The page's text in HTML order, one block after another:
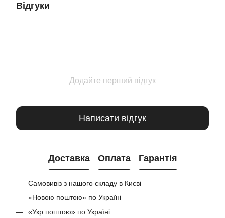
Відгуки
Додайте перший відгук
Написати відгук
Доставка Оплата Гарантія
Самовивіз з нашого складу в Києві
«Новою поштою» по Україні
«Укр поштою» по Україні